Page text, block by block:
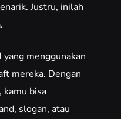
Justru, inilah
menggunakan
mereka. Dengan
bisa
slogan, atau